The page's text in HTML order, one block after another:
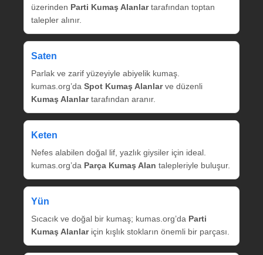
üzerinden Parti Kumaş Alanlartarafından toptan
talepler alınır.
Saten
Parlak ve zarif yüzeyiyle abiyelik kumaş.
kumas.org’da Spot Kumaş Alanlarve düzenli
Kumaş Alanlartarafından aranır.
Keten
Nefes alabilen doğal lif, yazlık giysiler için ideal.
kumas.org’da Parça Kumaş Alan talepleriyle buluşur.
Yün
Sıcacık ve doğal bir kumaş; kumas.org’da Parti
Kumaş Alanlariçin kışlık stokların önemli bir parçası.